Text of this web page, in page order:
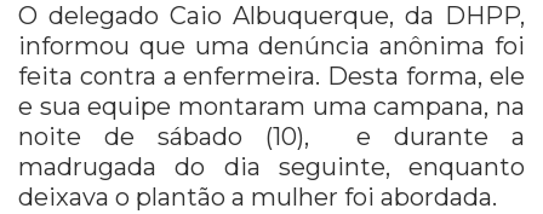
O delegado Caio Albuquerque, da DHPP,
informou que uma denúncia anônima foi
feita contra a enfermeira. Desta forma, ele
e sua equipe montaram uma campana, na
noite de sábado (10), e durante a
madrugada do dia seguinte, enquanto
deixava o plantão a mulher foi abordada.